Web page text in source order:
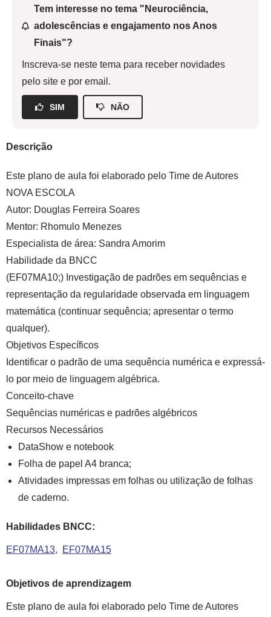
Tem interesse no tema "Neurociência,
adolescências e engajamento nos Anos
Finais"?
Inscreva-se neste tema para receber novidades
pelo site e por email.
SIM NÃO
Descrição
Este plano de aula foi elaborado pelo Time de Autores
NOVA ESCOLA
Autor: Douglas Ferreira Soares
Mentor: Rhomulo Menezes
Especialista de área: Sandra Amorim
Habilidade da BNCC
(EF07MA10;) Investigação de padrões em sequências e
representação da regularidade observada em linguagem
matemática (continuar sequência; apresentar o termo
qualquer).
Objetivos Específicos
Identificar o padrão de uma sequência numérica e expressá-
lo por meio de linguagem algébrica.
Conceito-chave
Sequências numéricas e padrões algébricos
Recursos Necessários
DataShow e notebook
Folha de papel A4 branca;
Atividades impressas em folhas ou utilização de folhas
de caderno.
Habilidades BNCC:
EF07MA13 EF07MA15
Objetivos de aprendizagem
Este plano de aula foi elaborado pelo Time de Autores